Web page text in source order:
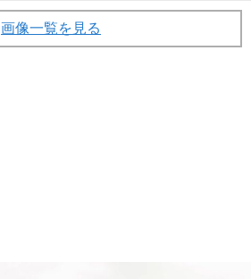
画像一覧を見る